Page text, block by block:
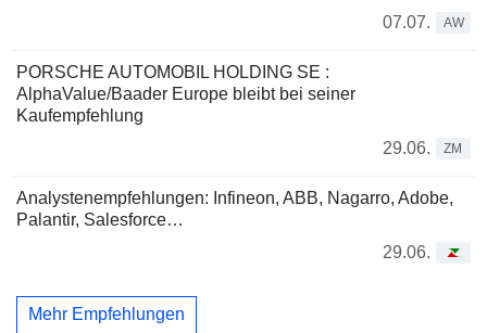
07.07.
AW
PORSCHE AUTOMOBIL HOLDING SE :
AlphaValue/Baader Europe bleibt bei seiner
Kaufempfehlung
29.06.
ZM
Analystenempfehlungen: Infineon, ABB, Nagarro, Adobe,
Palantir, Salesforce…
29.06.
Mehr Empfehlungen